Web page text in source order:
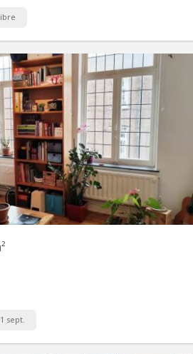
1 sept.
KV 1374
avec 4 belles chambres (3x20m2 +
pour étudiant(e)s, au calme avec jardin.
mois 01/09/2026 - 31/08/2027 Pas de
Pas d'animal Reste 1 chambres libre
lumineuses. Cour intérieure, jardin
100m2,...